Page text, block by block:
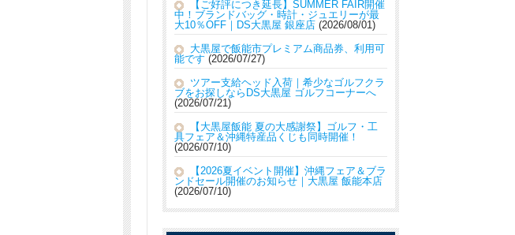
【ご好評につき延長】SUMMER FAIR開催
中！ブランドバッグ・時計・ジュエリーが最
大10％OFF｜DS大黒屋 銀座店 2026/08/01
大黒屋で飯能市プレミアム商品券、利用可
能です 2026/07/27
ツアー支給ヘッド入荷｜希少なゴルフクラ
ブをお探しならDS大黒屋 ゴルフコーナーへ
2026/07/21
【大黒屋飯能 夏の大感謝祭】ゴルフ・工
具フェア＆沖縄特産品くじも同時開催！
2026/07/10
【2026夏イベント開催】沖縄フェア＆ブラ
ンドセール開催のお知らせ｜大黒屋 飯能本店
2026/07/10